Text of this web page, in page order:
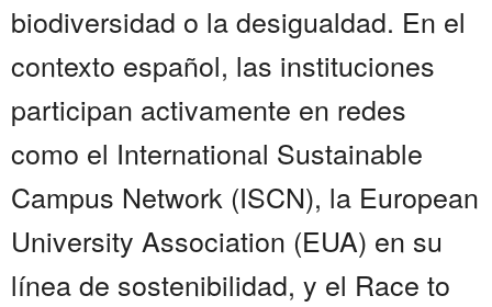
biodiversidad o la desigualdad. En el
contexto español, las instituciones
participan activamente en redes
como el International Sustainable
Campus Network (ISCN), la European
University Association (EUA) en su
línea de sostenibilidad, y el Race to